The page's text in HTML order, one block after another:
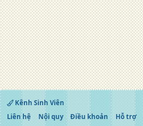
Kênh Sinh Viên
Liên hệ
Nội quy Điều khoản Hỗ trợ